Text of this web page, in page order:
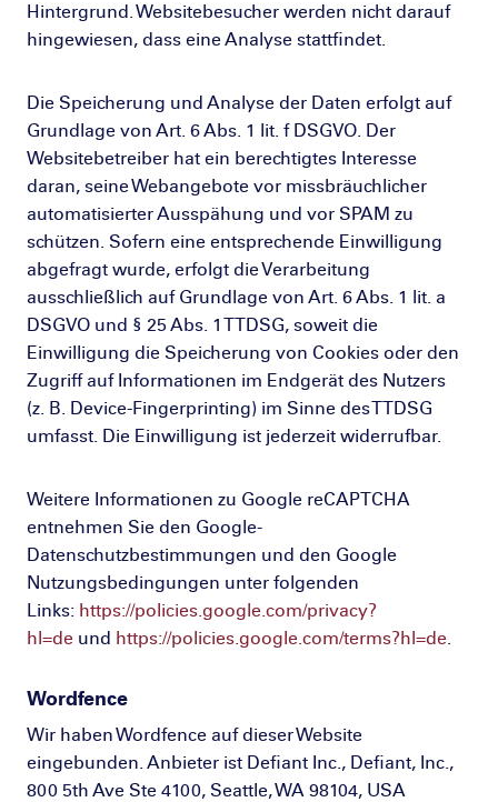
Hintergrund. Websitebesucher werden nicht darauf
hingewiesen, dass eine Analyse stattfindet.
Die Speicherung und Analyse der Daten erfolgt auf
Grundlage von Art. 6 Abs. 1 lit. f DSGVO. Der
Websitebetreiber hat ein berechtigtes Interesse
daran, seine Webangebote vor missbräuchlicher
automatisierter Ausspähung und vor SPAM zu
schützen. Sofern eine entsprechende Einwilligung
abgefragt wurde, erfolgt die Verarbeitung
ausschließlich auf Grundlage von Art. 6 Abs. 1 lit. a
DSGVO und § 25 Abs. 1 TTDSG, soweit die
Einwilligung die Speicherung von Cookies oder den
Zugriff auf Informationen im Endgerät des Nutzers
(z. B. Device-Fingerprinting) im Sinne des TTDSG
umfasst. Die Einwilligung ist jederzeit widerrufbar.
Weitere Informationen zu Google reCAPTCHA
entnehmen Sie den Google-
Datenschutzbestimmungen und den Google
Nutzungsbedingungen unter folgenden
Links: https://policies.google.com/privacy?
hl=de und https://policies.google.com/terms?hl=de.
Wordfence
Wir haben Wordfence auf dieser Website
eingebunden. Anbieter ist Defiant Inc., Defiant, Inc.,
800 5th Ave Ste 4100, Seattle, WA 98104, USA